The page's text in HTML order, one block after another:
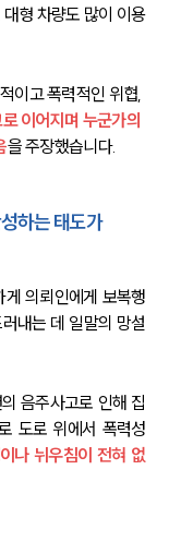
형 차량도 많이 이용
이고 폭력적인 위협,
이어지며 누군가의
을 주장했습니다.
하는 태도가
의뢰인에게 보복행
내는 데 일말의 망설
음주사고로 인해 집
도로 위에서 폭력성
나 뉘우침이 전혀 없